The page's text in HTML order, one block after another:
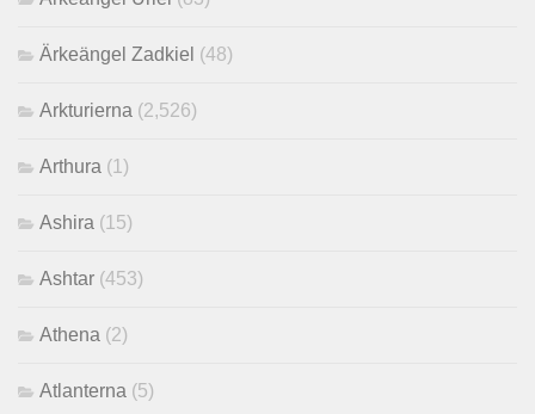
Ärkeängel Zadkiel (48)
Arkturierna (2,526)
Arthura (1)
Ashira (15)
Ashtar (453)
Athena (2)
Atlanterna (5)